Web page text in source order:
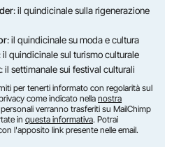
: il quindicinale sulla rigenerazione
: il quindicinale su moda e cultura
il quindicinale sul turismo culturale
: il settimanale sui festival culturali
per tenerti informato con regolarità sul
come indicato nella nostra
verranno trasferiti su MailChimp
in questa informativa. Potrai
l'apposito link presente nelle email.